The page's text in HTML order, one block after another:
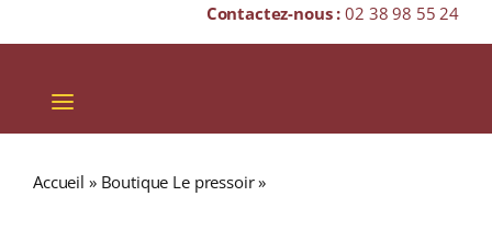
Contactez-nous :02 38 98 55 24
Toggle
Navigation
Accueil » Boutique Le pressoir»